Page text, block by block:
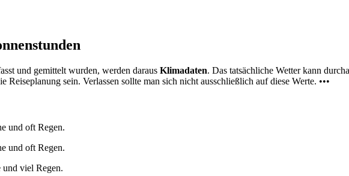
und gemittelt wurden, werden daraus Klimadaten. Das tatsächliche Wetter kann
sein. Verlassen sollte man sich nicht ausschließlich auf diese Werte. •••
und oft Regen.
und oft Regen.
und viel Regen.